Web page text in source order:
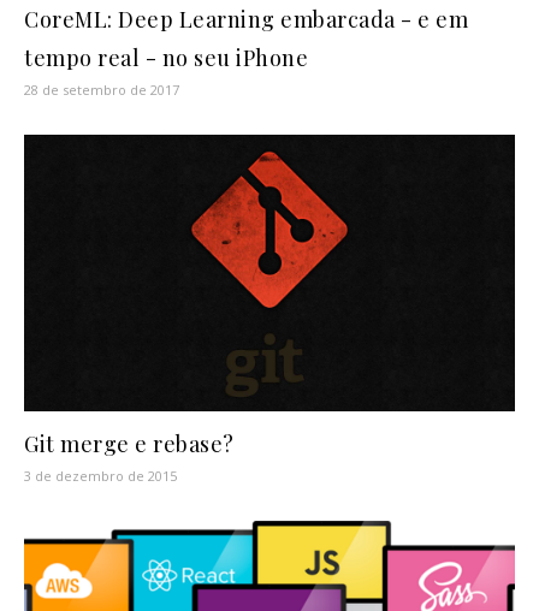
CoreML: Deep Learning embarcada - e em
tempo real - no seu iPhone
28 de setembro de 2017
Git merge e rebase?
3 de dezembro de 2015